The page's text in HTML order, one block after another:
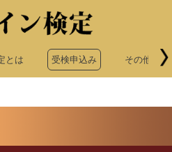
とは 受検申込み その他申込